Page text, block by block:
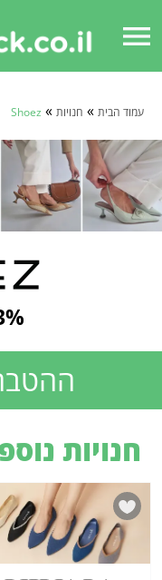
menu
עמוד הבית » חנויות »
Shoez
3% החזר
חנויות